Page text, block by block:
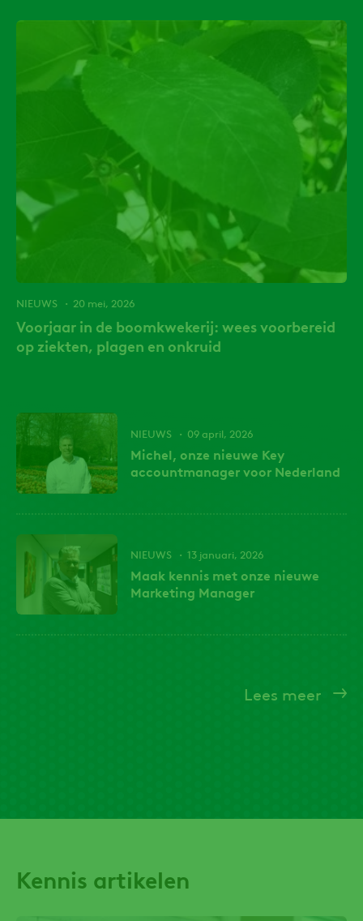
NIEUWS 20 mei, 2026
Voorjaar in de boomkwekerij: wees voorbereid
op ziekten, plagen en onkruid
NIEUWS 09 april, 2026
Michel, onze nieuwe Key
accountmanager voor Nederland
NIEUWS 13 januari, 2026
Maak kennis met onze nieuwe
Marketing Manager
Lees meer
Kennis artikelen